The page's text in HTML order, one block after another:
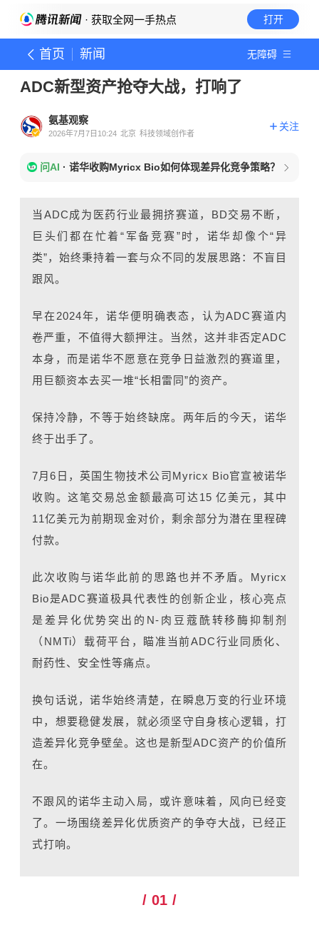
· 获取全网一手热点 打开
首页 新闻 无障碍
ADC新型资产抢夺大战，打响了
氨基观察
2026年7月7日10:24 北京 科技领域创作者
关注
问AI · 诺华收购Myricx Bio如何体现差异化竞争策略？
当ADC成为医药行业最拥挤赛道，BD交易不断，
巨头们都在忙着“军备竞赛”时，诺华却像个“异
类”，始终秉持着一套与众不同的发展思路：不盲目
跟风。
早在2024年，诺华便明确表态，认为ADC赛道内
卷严重，不值得大额押注。当然，这并非否定ADC
本身，而是诺华不愿意在竞争日益激烈的赛道里，
用巨额资本去买一堆“长相雷同”的资产。
保持冷静，不等于始终缺席。两年后的今天，诺华
终于出手了。
7月6日，英国生物技术公司Myricx Bio官宣被诺华
收购。这笔交易总金额最高可达15 亿美元，其中
11亿美元为前期现金对价，剩余部分为潜在里程碑
付款。
此次收购与诺华此前的思路也并不矛盾。Myricx
Bio是ADC赛道极具代表性的创新企业，核心亮点
是差异化优势突出的N-肉豆蔻酰转移酶抑制剂
（NMTi）载荷平台，瞄准当前ADC行业同质化、
耐药性、安全性等痛点。
换句话说，诺华始终清楚，在瞬息万变的行业环境
中，想要稳健发展，就必须坚守自身核心逻辑，打
造差异化竞争壁垒。这也是新型ADC资产的价值所
在。
不跟风的诺华主动入局，或许意味着，风向已经变
了。一场围绕差异化优质资产的争夺大战，已经正
式打响。
/ 01 /